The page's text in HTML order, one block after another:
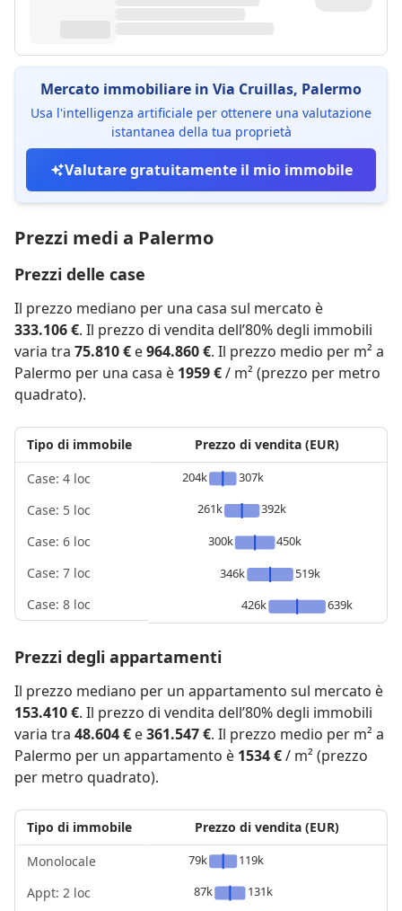
Mercato immobiliare in Via Cruillas, Palermo
Usa l'intelligenza artificiale per ottenere una valutazione
istantanea della tua proprietà
Valutare gratuitamente il mio immobile
Prezzi medi a Palermo
Prezzi delle case
Il prezzo mediano per una casa sul mercato è
333.106 €. Il prezzo di vendita dell’80% degli immobili
varia tra 75.810 € e964.860 €. Il prezzo medio per m² a
Palermo per una casa è 1959 €/ m² (prezzo per metro
quadrato).
Tipo di immobile
Case: 4 loc
Case: 5 loc
Case: 6 loc
Case: 7 loc
Case: 8 loc
Prezzo di vendita (EUR)
204k
307k
261k
392k
300k
450k
346k
519k
426k
639k
Prezzi degli appartamenti
Il prezzo mediano per un appartamento sul mercato è
153.410 €. Il prezzo di vendita dell’80% degli immobili
varia tra 48.604 € e361.547 €. Il prezzo medio per m² a
Palermo per un appartamento è 1534 €/ m² (prezzo
per metro quadrato).
Tipo di immobile
Monolocale
Appt: 2 loc
Prezzo di vendita (EUR)
79k
119k
87k
131k